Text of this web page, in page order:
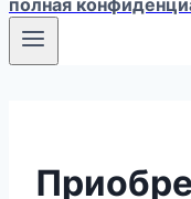
полная